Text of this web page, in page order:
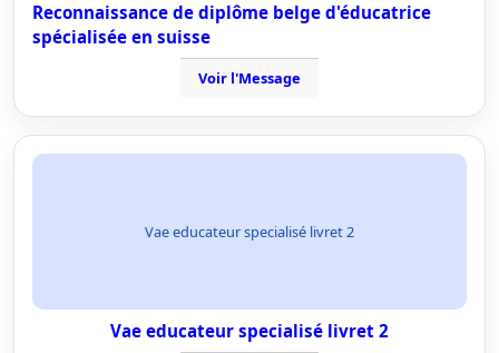
Reconnaissance de diplôme belge d'éducatrice
spécialisée en suisse
Voir l'Message
Vae educateur specialisé livret 2
Vae educateur specialisé livret 2